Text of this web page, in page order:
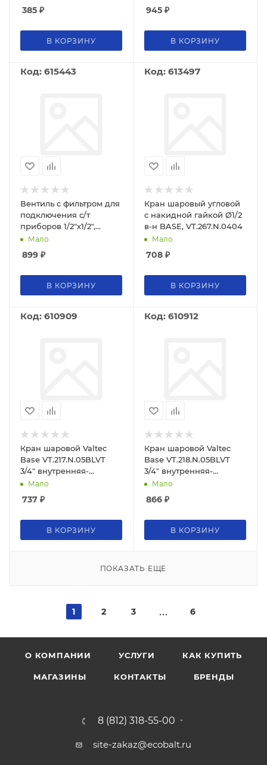
385 ₽
В КОРЗИНУ
945 ₽
В КОРЗИНУ
Код: 615443
Вентиль с фильтром для
подключения с/т
приборов 1/2"х1/2",
VALTEC VT.282.GBC.0404
Мало
899 ₽
В КОРЗИНУ
Код: 613497
Кран шаровый угловой
с накидной гайкой Ø1/2
в-н BASE, VT.267.N.0404
Мало
708 ₽
В КОРЗИНУ
Код: 610909
Кран шаровой Valtec
Base VT.217.N.05BLVT
3/4" внутренняя-
внутренняя резьба
Мало
737 ₽
В КОРЗИНУ
Код: 610912
Кран шаровой Valtec
Base VT.218.N.05BLVT
3/4" внутренняя-
наружная резьба
Мало
866 ₽
В КОРЗИНУ
ПОКАЗАТЬ ЕЩЕ
1 2 3 6
О КОМПАНИИ УСЛУГИ КАК КУПИТЬ
МАГАЗИНЫ КОНТАКТЫ БРЕНДЫ
8 (812) 318-55-00
site-zakaz@ecobalt.ru